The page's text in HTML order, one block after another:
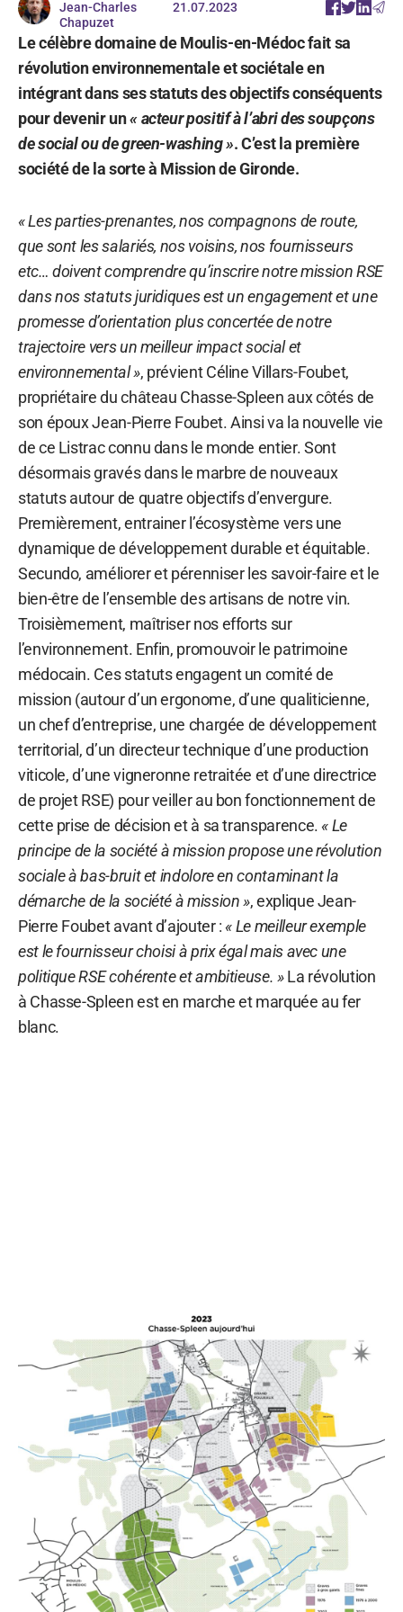
Jean-Charles
Chapuzet
21.07.2023
Le célèbre domaine de Moulis-en-Médoc fait sa
révolution environnementale et sociétale en
intégrant dans ses statuts des objectifs conséquents
pour devenir un« acteur positif à l’abri des soupçons
de social ou de green-washing ». C’est la première
société de la sorte à Mission de Gironde.
« Les parties-prenantes, nos compagnons de route,
que sont les salariés, nos voisins, nos fournisseurs
etc… doivent comprendre qu’inscrire notre mission RSE
dans nos statuts juridiques est un engagement et une
promesse d’orientation plus concertée de notre
trajectoire vers un meilleur impact social et
environnemental », prévient Céline Villars-Foubet,
propriétaire du château Chasse-Spleen aux côtés de
son époux Jean-Pierre Foubet. Ainsi va la nouvelle vie
de ce Listrac connu dans le monde entier. Sont
désormais gravés dans le marbre de nouveaux
statuts autour de quatre objectifs d’envergure.
Premièrement, entrainer l’écosystème vers une
dynamique de développement durable et équitable.
Secundo, améliorer et pérenniser les savoir-faire et le
bien-être de l’ensemble des artisans de notre vin.
Troisièmement, maîtriser nos efforts sur
l’environnement. Enfin, promouvoir le patrimoine
médocain. Ces statuts engagent un comité de
mission (autour d’un ergonome, d’une qualiticienne,
un chef d’entreprise, une chargée de développement
territorial, d’un directeur technique d’une production
viticole, d’une vigneronne retraitée et d’une directrice
de projet RSE) pour veiller au bon fonctionnement de
cette prise de décision et à sa transparence.« Le
principe de la société à mission propose une révolution
sociale à bas-bruit et indolore en contaminant la
démarche de la société à mission », explique Jean-
Pierre Foubet avant d’ajouter :« Le meilleur exemple
est le fournisseur choisi à prix égal mais avec une
politique RSE cohérente et ambitieuse. »La révolution
à Chasse-Spleen est en marche et marquée au fer
blanc.